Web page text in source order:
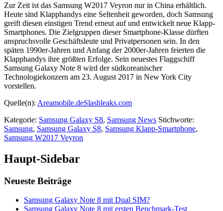
Zur Zeit ist das Samsung W2017 Veyron nur in China erhältlich.
Heute sind Klapphandys eine Seltenheit geworden, doch Samsung
greift diesen einstigen Trend erneut auf und entwickelt neue Klapp-
Smartphones. Die Zielgruppen dieser Smartphone-Klasse dürften
anspruchsvolle Geschäftsleute und Privatpersonen sein. In den
späten 1990er-Jahren und Anfang der 2000er-Jahren feierten die
Klapphandys ihre größten Erfolge. Sein neuestes Flaggschiff
Samsung Galaxy Note 8 wird der südkoreanischer
Technologiekonzern am 23. August 2017 in New York City
vorstellen.
Quelle(n): Areamobile.deSlashleaks.com
Kategorie: Samsung Galaxy S8, Samsung News Stichworte:
Samsung, Samsung Galaxy S8, Samsung Klapp-Smartphone,
Samsung W2017 Veyron
Haupt-Sidebar
Neueste Beiträge
Samsung Galaxy Note 8 mit Dual SIM?
Samsung Galaxy Note 8 mit ersten Benchmark-Test